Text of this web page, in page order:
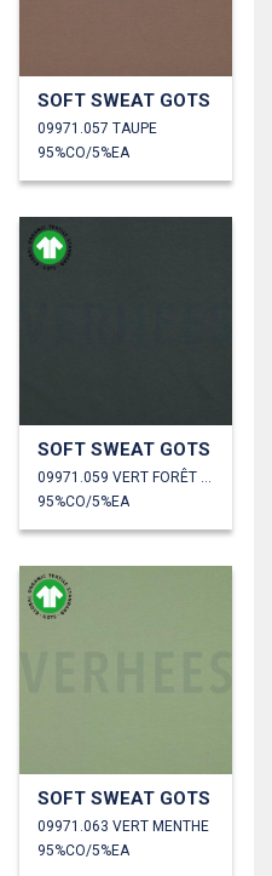
SOFT SWEAT GOTS
09971.057 TAUPE
95%CO/5%EA
SOFT SWEAT GOTS
95%CO/5%EA
SOFT SWEAT GOTS
09971.063 VERT MENTHE
95%CO/5%EA